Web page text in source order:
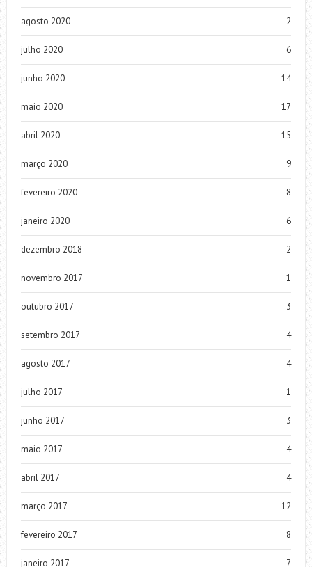
agosto 2020 2
julho 2020 6
junho 2020 14
maio 2020 17
abril 2020 15
março 2020 9
fevereiro 2020 8
janeiro 2020 6
dezembro 2018 2
novembro 2017 1
outubro 2017 3
setembro 2017 4
agosto 2017 4
julho 2017 1
junho 2017 3
maio 2017 4
abril 2017 4
março 2017 12
fevereiro 2017 8
janeiro 2017 7